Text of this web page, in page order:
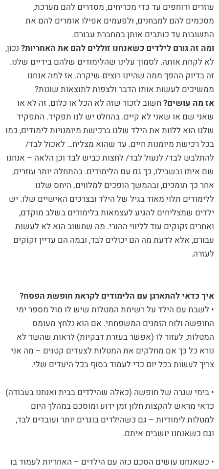
עוזרים ודוחפים עד כדי מכריחים, מסדרים להם מערכת,
מסכמים להם למבחנים, ולפעמים אפילו אומרים להם את
התשובות עד כותבים אותן במחברת עבורם.
ומה זה גורם לילדים כשאנחנו זוללים להם את האחריות? נכון,
לא לקחת אותה. לסמוך עלינו שהלימודים שלהם בידיים שלנו.
זה בדיוק ההפך ממה שהיינו רוצים שיקרה. אז למה אנחנו
ממשיכים לעשות אותו הדבר ולצפות לתוצאות שונות?
אז מה עושים? חשוב לזכור שזה לא הכל או כלום. זה לא או
שאני שם או שאני לא קיים. בהחלט יש לנו תפקיד. התפקיד
שלנו הוא ללוות את הילד שלנו ברכישת מיומנויות לימודים, כמו
בכל רכישת מיומנות חיים. עד שהוא מצליח… לאכול לבד/
להתלבש לבד/ לנעול לבד/ לחצות כביש לבד וכן הלאה – אנחנו
שם איתו ובשבילו, כך גם עם הלימודים. בהתחלה יותר עוזרים,
אחר כך תומכים, ובהמשך הופכים למלווים. היחס שלנו
ללימודים תלוי מאוד בגיל של הילד ובצרכים האישיים שלו. יש
ילדים שמצליחים להגיע לעצמאות בלימודים בשלב מוקדם,
ואחרים זקוקים עוד לליווי ההורי. מה שחשוב הוא לא לעשות
עבורם, אלא לדעת מה הם יכולים לבד, ובמה הם עדיין זקוקים
לעזרה.
איך כדאי להתארגן עם הלימודים לקראת חופשת הפסח?
• לשבת עם הילד על רשימת המטלות שיש לו מול מספר ימי
החופשה ולוח הזמנים המשפחתי. אם הוא נלחץ מעומס
המטלות, לעזור לו (אפשר בעזרת דבקיות) לראות שהשד לא
נורא כל כך אם מחלקים את המטלות לצעדים קטנים – מה אני
צריך לעשות בכל יום כדי לעמוד בסוף בכל היעדים שלי.
• בימי שגרה של חופשה (כאלה שהילדים בבית ואנחנו בעבודה)
כדאי מראש להקצות חלון זמן ידוע ומוסכם במהלך היום
למטלות לימודיות – גם כשהילדים בוגרים יותר ועובדים לבד,
וגם כשאנחנו יושבים איתם.
• כשאנחנו עושים הסכם כזה עם הילדים – האחריות לעמוד בו